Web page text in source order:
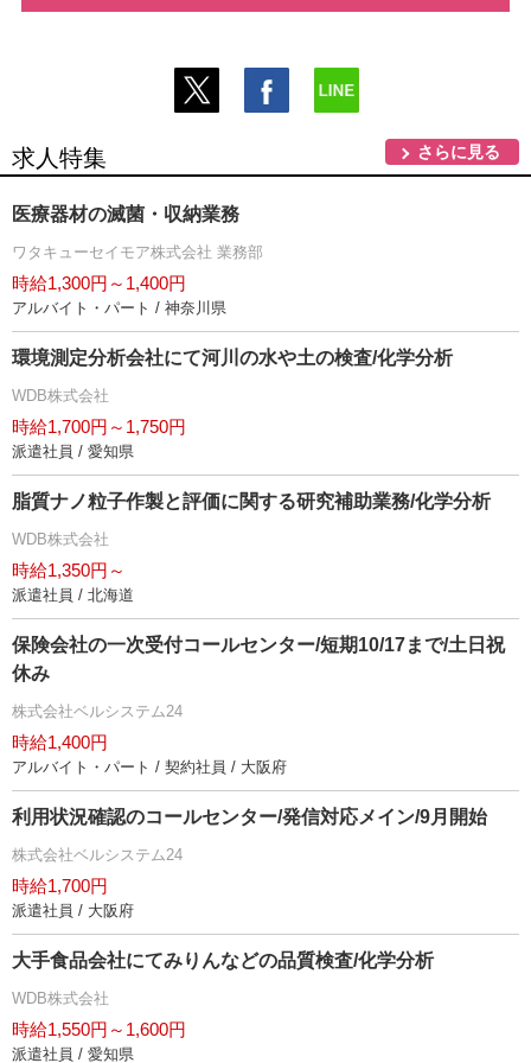
求人特集 さらに見る
医療器材の滅菌・収納業務
ワタキューセイモア株式会社 業務部
時給1,300円～1,400円
アルバイト・パート / 神奈川県
環境測定分析会社にて河川の水や土の検査/化学分析
WDB株式会社
時給1,700円～1,750円
派遣社員 / 愛知県
脂質ナノ粒子作製と評価に関する研究補助業務/化学分析
WDB株式会社
時給1,350円～
派遣社員 / 北海道
保険会社の一次受付コールセンター/短期10/17まで/土日祝
休み
株式会社ベルシステム24
時給1,400円
アルバイト・パート / 契約社員 / 大阪府
利用状況確認のコールセンター/発信対応メイン/9月開始
株式会社ベルシステム24
時給1,700円
派遣社員 / 大阪府
大手食品会社にてみりんなどの品質検査/化学分析
WDB株式会社
時給1,550円～1,600円
派遣社員 / 愛知県